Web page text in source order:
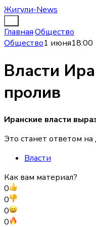
Жигули-News
Главная·Общество
Общество1 июня18:00
Власти
пролив
Иранские власти
Это станет ответом
Власти
Как вам материал?
0
0
0
0